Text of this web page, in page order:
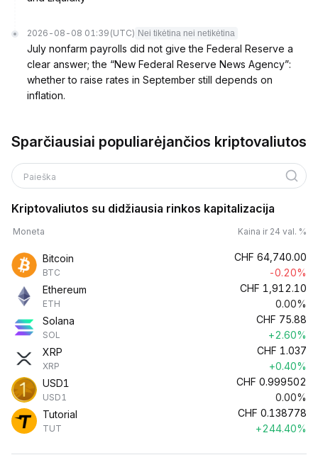
2026-08-08 01:39 (UTC) Nei tikėtina nei netikėtina
July nonfarm payrolls did not give the Federal Reserve a
clear answer; the “New Federal Reserve News Agency”:
whether to raise rates in September still depends on
inflation.
Sparčiausiai populiarėjančios kriptovaliutos
Paieška
Kriptovaliutos su didžiausia rinkos kapitalizacija
Moneta Kaina ir 24 val. %
Bitcoin
BTC
CHF 64,740.00
-0.20%
Ethereum
ETH
CHF 1,912.10
0.00%
Solana
SOL
CHF 75.88
+2.60%
XRP
XRP
CHF 1.037
+0.40%
USD1
USD1
CHF 0.999502
0.00%
Tutorial
TUT
CHF 0.138778
+244.40%